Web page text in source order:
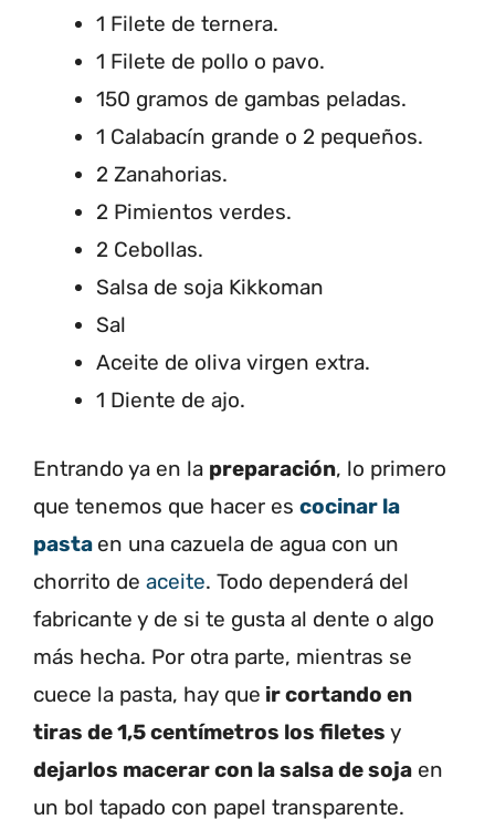
1 Filete de ternera.
1 Filete de pollo o pavo.
150 gramos de gambas peladas.
1 Calabacín grande o 2 pequeños.
2 Zanahorias.
2 Pimientos verdes.
2 Cebollas.
Salsa de soja Kikkoman
Sal
Aceite de oliva virgen extra.
1 Diente de ajo.
Entrando ya en la preparación, lo primero
que tenemos que hacer es cocinar la
pasta en una cazuela de agua con un
chorrito de aceite. Todo dependerá del
fabricante y de si te gusta al dente o algo
más hecha. Por otra parte, mientras se
cuece la pasta, hay que ir cortando en
tiras de 1,5 centímetros los filetes y
dejarlos macerar con la salsa de soja en
un bol tapado con papel transparente.